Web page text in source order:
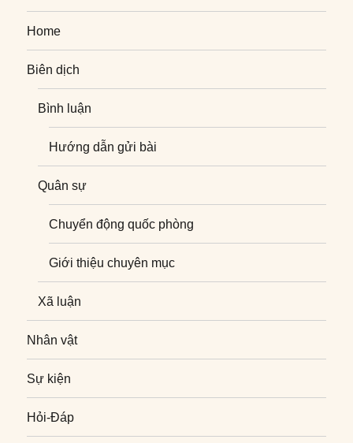
Home
Biên dịch
Bình luận
Hướng dẫn gửi bài
Quân sự
Chuyển động quốc phòng
Giới thiệu chuyên mục
Xã luận
Nhân vật
Sự kiện
Hỏi-Đáp